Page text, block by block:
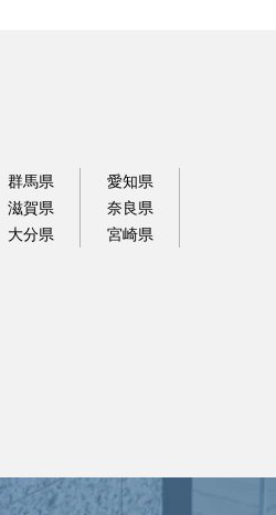
群馬県
愛知県
滋賀県
奈良県
大分県 宮崎県